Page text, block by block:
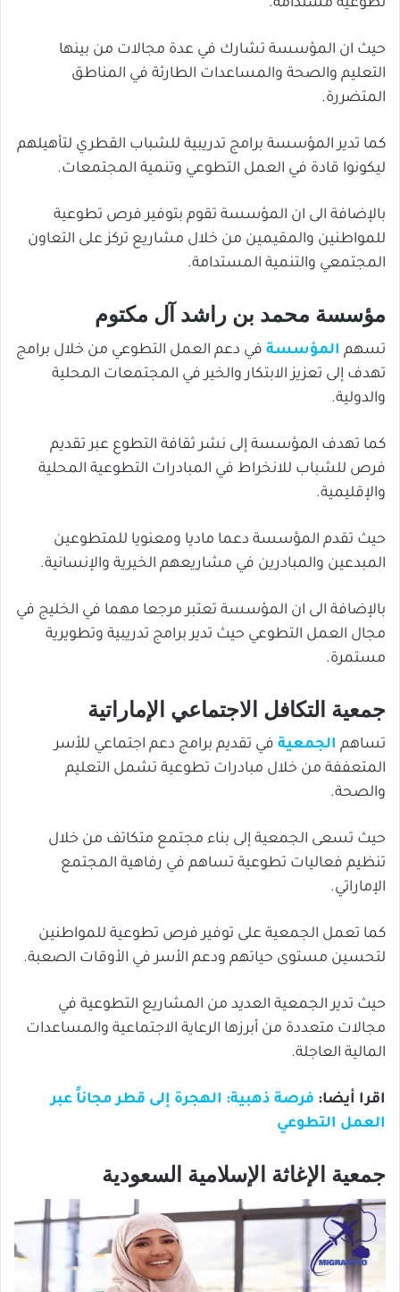
تطوعية مستدامة.
حيث ان المؤسسة تشارك في عدة مجالات من بينها
التعليم والصحة والمساعدات الطارئة في المناطق
المتضررة.
كما تدير المؤسسة برامج تدريبية للشباب القطري لتأهيلهم
ليكونوا قادة في العمل التطوعي وتنمية المجتمعات.
بالإضافة الى ان المؤسسة تقوم بتوفير فرص تطوعية
للمواطنين والمقيمين من خلال مشاريع تركز على التعاون
المجتمعي والتنمية المستدامة.
مؤسسة محمد بن راشد آل مكتوم
تسهم المؤسسة في دعم العمل التطوعي من خلال برامج
تهدف إلى تعزيز الابتكار والخير في المجتمعات المحلية
والدولية.
كما تهدف المؤسسة إلى نشر ثقافة التطوع عبر تقديم
فرص للشباب للانخراط في المبادرات التطوعية المحلية
والإقليمية.
حيث تقدم المؤسسة دعما ماديا ومعنويا للمتطوعين
المبدعين والمبادرين في مشاريعهم الخيرية والإنسانية.
بالإضافة الى ان المؤسسة تعتبر مرجعا مهما في الخليج في
مجال العمل التطوعي حيث تدير برامج تدريبية وتطويرية
مستمرة.
جمعية التكافل الاجتماعي الإماراتية
تساهم الجمعية في تقديم برامج دعم اجتماعي للأسر
المتعففة من خلال مبادرات تطوعية تشمل التعليم
والصحة.
حيث تسعى الجمعية إلى بناء مجتمع متكاتف من خلال
تنظيم فعاليات تطوعية تساهم في رفاهية المجتمع
الإماراتي.
كما تعمل الجمعية على توفير فرص تطوعية للمواطنين
لتحسين مستوى حياتهم ودعم الأسر في الأوقات الصعبة.
حيث تدير الجمعية العديد من المشاريع التطوعية في
مجالات متعددة من أبرزها الرعاية الاجتماعية والمساعدات
المالية العاجلة.
اقرا أيضا: فرصة ذهبية: الهجرة إلى قطر مجاناً عبر
العمل التطوعي
جمعية الإغاثة الإسلامية السعودية